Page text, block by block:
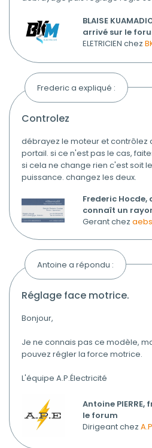
BLAISE
arrivé sur le
ELETRICIEN chez
Frederic a expliqué :
controlez
débrayez le moteur et contrôlez
portail. si ce n'est pas le cas,
si cela ne change rien c'est soit
puissance. changez les deux.
Frederic
connaît un
Gerant chez
Antoine a répondu :
réglage face motrice.
Bonjour,
Je ne connais pas ce modèle,
pouvez régler la force motrice.
L'équipe A.P.Électricité
Antoine
le forum
Dirigeant chez